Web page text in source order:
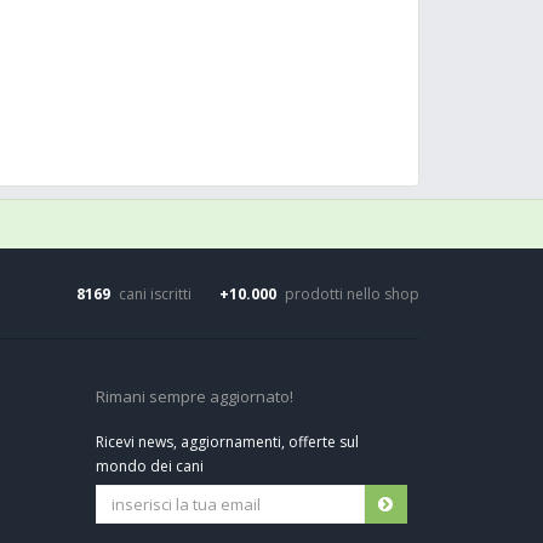
8169 cani iscritti +10.000 prodotti nello shop
Rimani sempre aggiornato!
Ricevi news, aggiornamenti, offerte sul
mondo dei cani